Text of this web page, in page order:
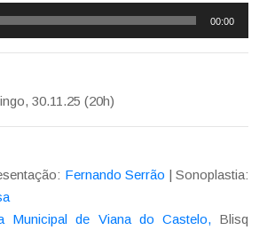
00:00
30.11.25 (20h)
Fernando Serrão | Sonoplastia:
Municipal de Viana do Castelo, Blisq